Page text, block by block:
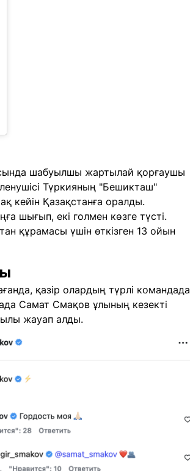
шабуылшы жартылай қорғаушы
Түркияның "Бешикташ"
кейін Қазақстанға оралды.
шығып, екі голмен көзге түсті.
құрамасы үшін өткізген 13 ойын
қазір олардың түрлі командада
Самат Смақов ұлының кезекті
жауап алды.